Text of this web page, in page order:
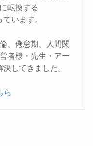
転換する
います。
、倦怠期、人間関
者様・先生・アー
してきました。
ら